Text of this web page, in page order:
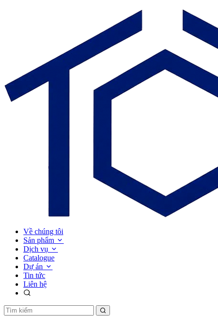
Về chúng tôi
Sản phẩm
Dịch vụ
Catalogue
Dự án
Tin tức
Liên hệ